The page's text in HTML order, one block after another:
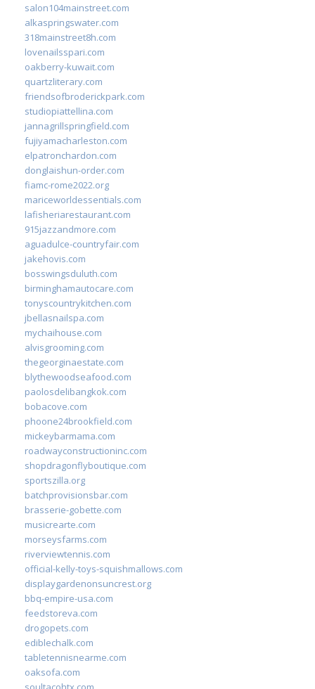
salon104mainstreet.com
alkaspringswater.com
318mainstreet8h.com
lovenailsspari.com
oakberry-kuwait.com
quartzliterary.com
friendsofbroderickpark.com
studiopiattellina.com
jannagrillspringfield.com
fujiyamacharleston.com
elpatronchardon.com
donglaishun-order.com
fiamc-rome2022.org
mariceworldessentials.com
lafisheriarestaurant.com
915jazzandmore.com
aguadulce-countryfair.com
jakehovis.com
bosswingsduluth.com
birminghamautocare.com
tonyscountrykitchen.com
jbellasnailspa.com
mychaihouse.com
alvisgrooming.com
thegeorginaestate.com
blythewoodseafood.com
paolosdelibangkok.com
bobacove.com
phoone24brookfield.com
mickeybarmama.com
roadwayconstructioninc.com
shopdragonflyboutique.com
sportszilla.org
batchprovisionsbar.com
brasserie-gobette.com
musicrearte.com
morseysfarms.com
riverviewtennis.com
official-kelly-toys-squishmallows.com
displaygardenonsuncrest.org
bbq-empire-usa.com
feedstoreva.com
drogopets.com
ediblechalk.com
tabletennisnearme.com
oaksofa.com